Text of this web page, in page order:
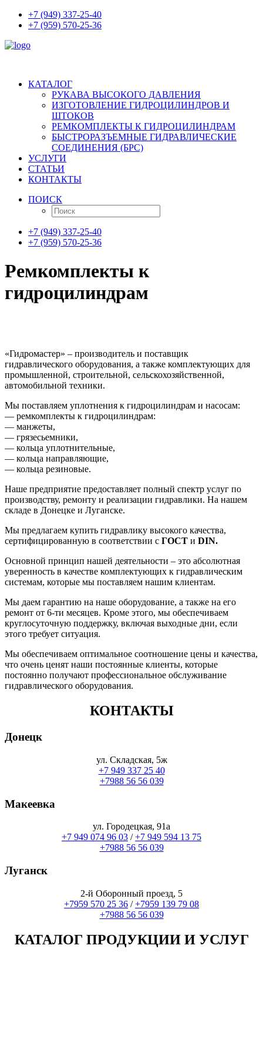
+7 (949) 337-25-40
+7 (959) 570-25-36
КАТАЛОГ
РУКАВА ВЫСОКОГО ДАВЛЕНИЯ
ИЗГОТОВЛЕНИЕ ГИДРОЦИЛИНДРОВ И
ШТОКОВ
РЕМКОМПЛЕКТЫ К ГИДРОЦИЛИНДРАМ
БЫСТРОРАЗЪЕМНЫЕ ГИДРАВЛИЧЕСКИЕ
СОЕДИНЕНИЯ (БРС)
УСЛУГИ
СТАТЬИ
КОНТАКТЫ
ПОИСК
+7 (949) 337-25-40
+7 (959) 570-25-36
Ремкомплекты к
гидроцилиндрам
«Гидромастер» – производитель и поставщик
гидравлического оборудования, а также комплектующих для
промышленной, строительной, сельскохозяйственной,
автомобильной техники.
Мы поставляем уплотнения к гидроцилиндрам и насосам:
— ремкомплекты к гидроцилиндрам:
— манжеты,
— грязесьемники,
— кольца уплотнительные,
— кольца направляющие,
— кольца резиновые.
Наше предприятие предоставляет полный спектр услуг по
производству, ремонту и реализации гидравлики. На нашем
складе в Донецке и Луганске.
Мы предлагаем купить гидравлику высокого качества,
сертифицированную в соответствии с ГОСТ и DIN.
Основной принцип нашей деятельности – это абсолютная
уверенность в качестве комплектующих к гидравлическим
системам, которые мы поставляем нашим клиентам.
Мы даем гарантию на наше оборудование, а также на его
ремонт от 6-ти месяцев. Кроме этого, мы обеспечиваем
круглосуточную поддержку, включая выходные дни, если
этого требует ситуация.
Мы обеспечиваем оптимальное соотношение цены и качества,
что очень ценят наши постоянные клиенты, которые
постоянно получают профессиональное обслуживание
гидравлического оборудования.
КОНТАКТЫ
Донецк
ул. Складская, 5ж
+7 949 337 25 40
+7988 56 56 039
Макеевка
ул. Городецкая, 91а
+7 949 074 96 03 /+7 949 594 13 75
+7988 56 56 039
Луганск
2-й Оборонный проезд, 5
+7959 570 25 36 /+7959 139 79 08
+7988 56 56 039
КАТАЛОГ ПРОДУКЦИИ И УСЛУГ